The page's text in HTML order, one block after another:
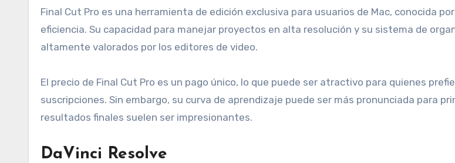
Final Cut Pro es una herramienta de edición exclusiva para usuarios de Mac, conocida
eficiencia. Su capacidad para manejar proyectos en alta resolución y su sistema de
altamente valorados por los editores de video.
El precio de Final Cut Pro es un pago único, lo que puede ser atractivo para quienes
suscripciones. Sin embargo, su curva de aprendizaje puede ser más pronunciada para
resultados finales suelen ser impresionantes.
DaVinci Resolve